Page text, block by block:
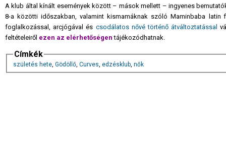
A klub által kínált események között – mások mellett – ingyenes
8-a közötti időszakban, valamint kismamáknak szóló Maminbaba
foglalkozással, arcjógával és csodálatos nővé történő átváltoztatással
feltételeiről ezen az elérhetőségen tájékozódhatnak.
Címkék
születés hete, Gödöllő, Curves, edzésklub, nők